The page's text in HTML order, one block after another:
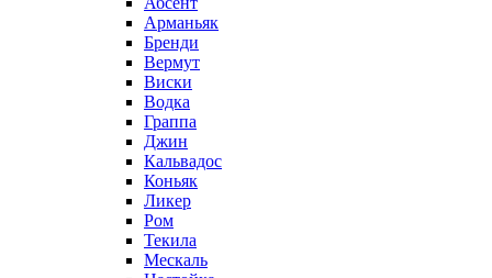
Арманьяк
Бренди
Вермут
Виски
Водка
Граппа
Джин
Кальвадос
Коньяк
Ликер
Ром
Текила
Мескаль